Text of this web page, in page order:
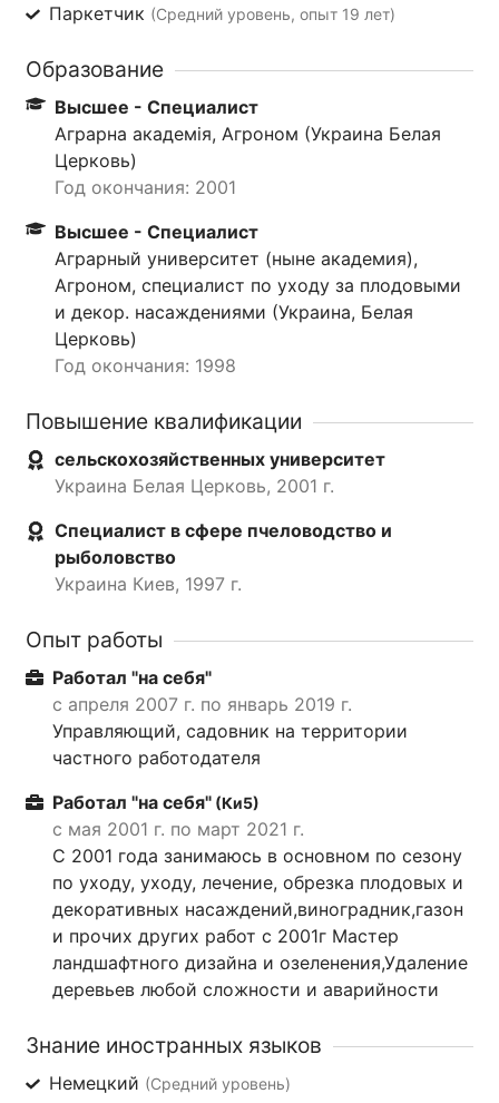
Паркетчик (Средний уровень, опыт 19 лет)
Образование
Высшее - Специалист
Аграрна академія, Агроном (Украина Белая
Церковь)
Год окончания: 2001
Высшее - Специалист
Аграрный университет (ныне академия),
Агроном, специалист по уходу за плодовыми
и декор. насаждениями (Украина, Белая
Церковь)
Год окончания: 1998
Повышение квалификации
сельскохозяйственных университет
Украина Белая Церковь, 2001 г.
Специалист в сфере пчеловодство и
рыболовство
Украина Киев, 1997 г.
Опыт работы
Работал "на себя"
с апреля 2007 г. по январь 2019 г.
Управляющий, садовник на территории
частного работодателя
Работал "на себя" (Ки5)
с мая 2001 г. по март 2021 г.
С 2001 года занимаюсь в основном по сезону
по уходу, уходу, лечение, обрезка плодовых и
декоративных насаждений,виноградник,газон
и прочих других работ с 2001г Мастер
ландшафтного дизайна и озеленения,Удаление
деревьев любой сложности и аварийности
Знание иностранных языков
Немецкий (Средний уровень)